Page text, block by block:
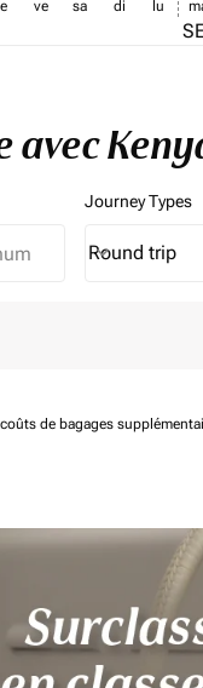
ve sa di lu
Journey Types
Journey
Round trip
keyboard_arrow_down
de bagages